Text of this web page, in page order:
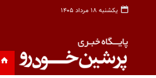
یکشنبه ۱۸ مرداد ۱۴۰۵